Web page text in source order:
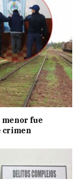
fue
crimen